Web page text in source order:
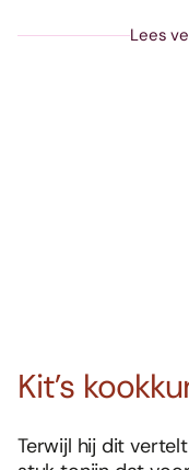
Lees
Kit’s
Terwijl hij dit